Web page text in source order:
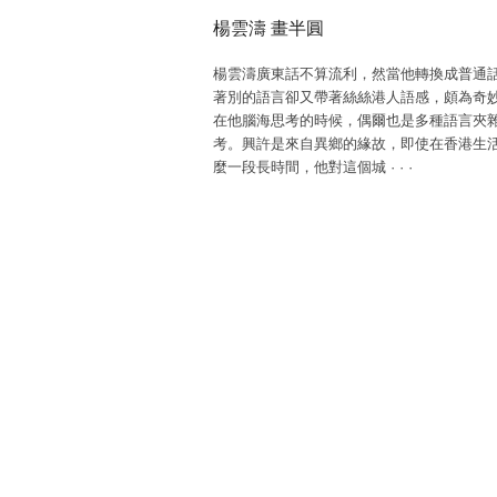
楊雲濤 畫半圓
楊雲濤廣東話不算流利，然當他轉換成普通
著別的語言卻又帶著絲絲港人語感，頗為奇
在他腦海思考的時候，偶爾也是多種語言夾
考。興許是來自異鄉的緣故，即使在香港生
麼一段長時間，他對這個城 · · ·